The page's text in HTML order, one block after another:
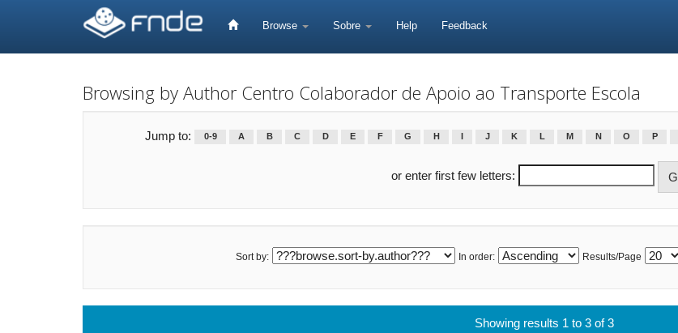
Browse Sobre Help Feedback
Browsing by Author Centro Colaborador de Apoio ao Transporte Escola
Jump to: 0-9 A B C D E F G H J K L M N O P
or enter first few letters:
Sort by: In order: Results/Page
Showing results 1 to 3 of 3